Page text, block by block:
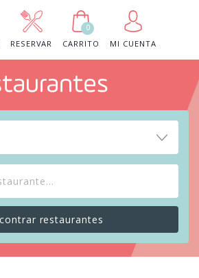
RESERVAR
0
CARRITO
MI CUENTA